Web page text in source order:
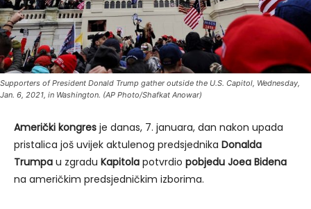
Supporters of President Donald Trump gather outside the U.S. Capitol, Wednesday,
Jan. 6, 2021, in Washington. (AP Photo/Shafkat Anowar)
Američki kongres je danas, 7. januara, dan nakon upada
pristalica još uvijek aktulenog predsjednika Donalda
Trumpa u zgradu Kapitola potvrdio pobjedu Joea Bidena
na američkim predsjedničkim izborima.